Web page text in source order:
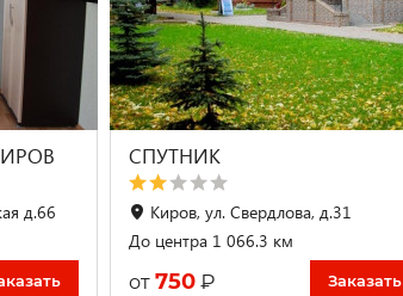
д.66
СПУТНИК
Киров, ул. Свердлова, д.31
До центра 1 066.3 км
от750 ₽ Заказать